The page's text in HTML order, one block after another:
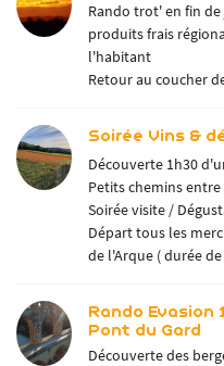
Rando trot' en fin
produits frais
l'habitant
Retour au coucher
Soirée Vins &
Découverte 1h30
Petits chemins entre
Soirée visite /
Départ tous les
de l'Arque ( durée de
Rando Evasion
Pont du Gard
Découverte des